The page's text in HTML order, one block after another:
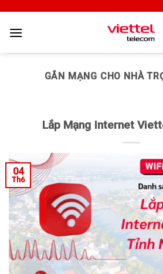
GẮN MẠNG CHO NHÀ
Lắp Mạng Internet
04
Th6